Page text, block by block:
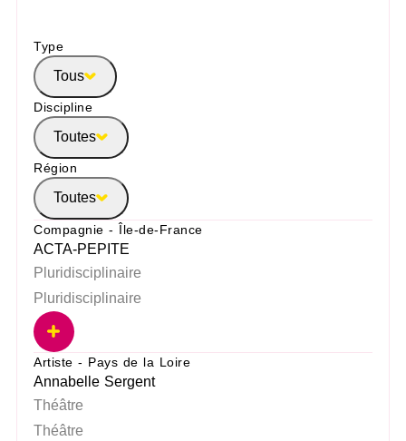
Type
Tous
Discipline
Toutes
Région
Toutes
Compagnie - Île-de-France
ACTA-PEPITE
Pluridisciplinaire
Pluridisciplinaire
Artiste - Pays de la Loire
Annabelle Sergent
Théâtre
Théâtre